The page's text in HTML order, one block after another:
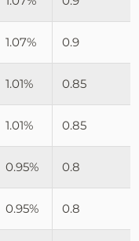
1.07% 0.9
1.01% 0.85
1.01% 0.85
0.95% 0.8
0.95% 0.8